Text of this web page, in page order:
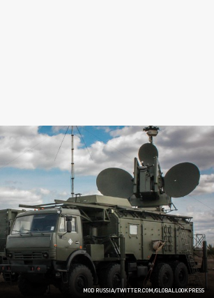
MOD RUSSIA/TWITTER.COM/GLOBALLOOKPRESS